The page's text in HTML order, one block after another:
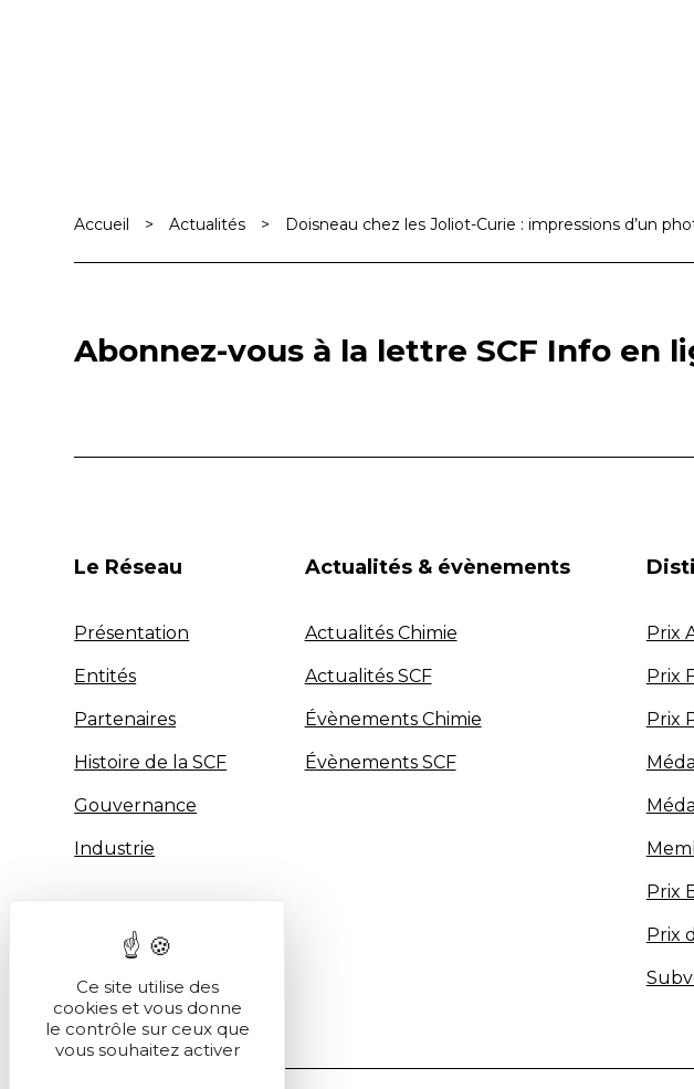
Accueil > Actualités > Doisneau chez les Joliot-Curie : impressions d’un
Abonnez-vous à la lettre SCF Info en
Le Réseau
Présentation
Entités
Partenaires
Histoire de la SCF
Gouvernance
Industrie
Actualités & évènements
Actualités Chimie
Actualités SCF
Évènements Chimie
Évènements SCF
Prix
Prix
Prix
Prix
Prix
Ce site utilise des
cookies et vous donne
le contrôle sur ceux que
vous souhaitez activer